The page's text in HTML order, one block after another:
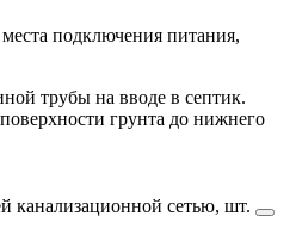
подключения питания,
трубы на вводе в септик.
грунта до нижнего
канализационной сетью, шт.